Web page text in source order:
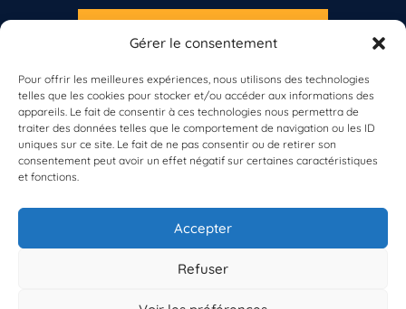
Gérer le consentement
Pour offrir les meilleures expériences, nous utilisons des technologies
telles que les cookies pour stocker et/ou accéder aux informations des
appareils. Le fait de consentir à ces technologies nous permettra de
traiter des données telles que le comportement de navigation ou les ID
uniques sur ce site. Le fait de ne pas consentir ou de retirer son
consentement peut avoir un effet négatif sur certaines caractéristiques
et fonctions.
Accepter
Refuser
À propos de BioLit
Vos données d'observation
Ressources
Résultats du programme
Contacts
S'INSCRIRE À LA NEWSLETTER
Vous n’êtes pas encore inscrit à Biolit ?
Inscrivez-vous dès maintenant